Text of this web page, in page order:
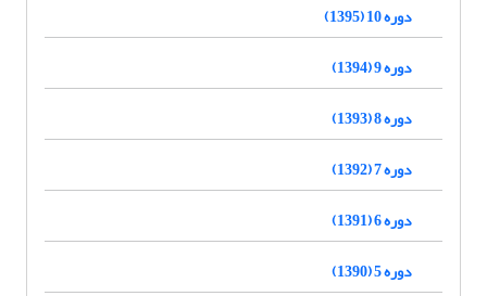
دوره 10 (1395)
دوره 9 (1394)
دوره 8 (1393)
دوره 7 (1392)
دوره 6 (1391)
دوره 5 (1390)